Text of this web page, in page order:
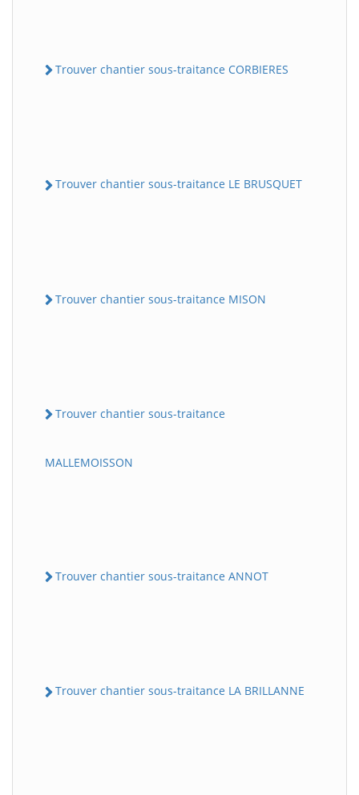
Trouver chantier sous-traitance CORBIERES
Trouver chantier sous-traitance LE BRUSQUET
Trouver chantier sous-traitance MISON
Trouver chantier sous-traitance
MALLEMOISSON
Trouver chantier sous-traitance ANNOT
Trouver chantier sous-traitance LA BRILLANNE